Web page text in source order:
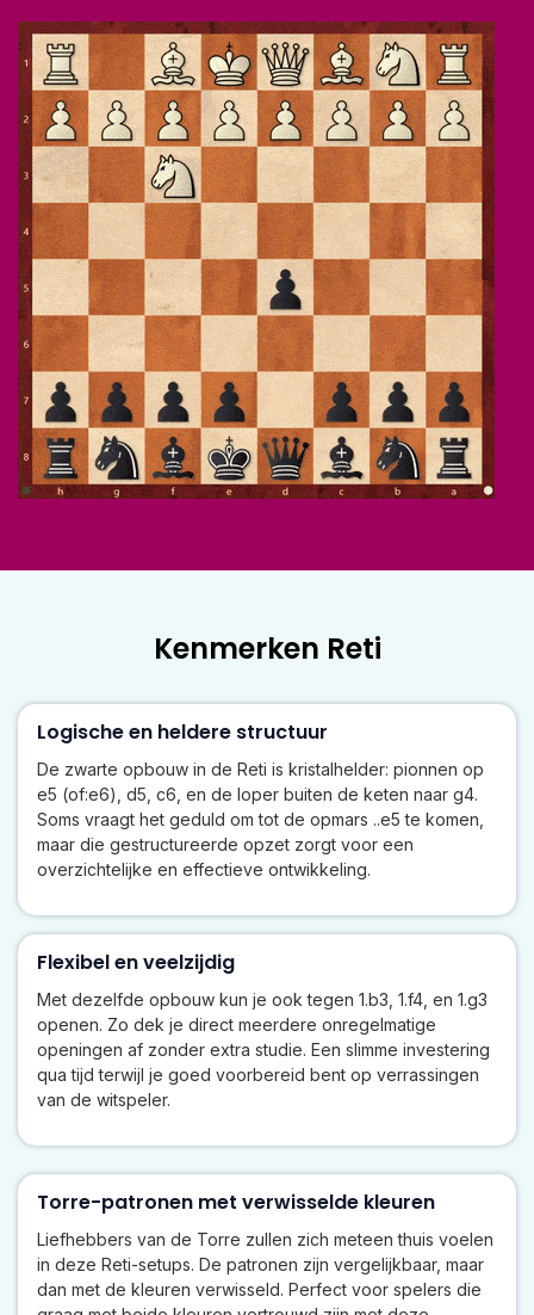
Kenmerken Reti
Logische en heldere structuur
De zwarte opbouw in de Reti is kristalhelder: pionnen op
e5 (of:e6), d5, c6, en de loper buiten de keten naar g4.
Soms vraagt het geduld om tot de opmars ..e5 te komen,
maar die gestructureerde opzet zorgt voor een
overzichtelijke en effectieve ontwikkeling.
Flexibel en veelzijdig
Met dezelfde opbouw kun je ook tegen 1.b3, 1.f4, en 1.g3
openen. Zo dek je direct meerdere onregelmatige
openingen af zonder extra studie. Een slimme investering
qua tijd terwijl je goed voorbereid bent op verrassingen
van de witspeler.
Torre-patronen met verwisselde kleuren
Liefhebbers van de Torre zullen zich meteen thuis voelen
in deze Reti-setups. De patronen zijn vergelijkbaar, maar
dan met de kleuren verwisseld. Perfect voor spelers die